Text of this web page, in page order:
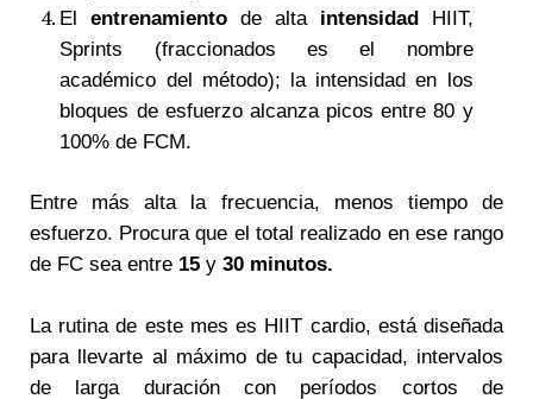
Elentrenamiento de alta intensidad HIIT,
Sprints (fraccionados es el nombre
académico del método); la intensidad en los
bloques de esfuerzo alcanza picos entre 80 y
100% de FCM.
Entre más alta la frecuencia, menos tiempo de
esfuerzo. Procura que el total realizado en ese rango
de FC sea entre 15y 30 minutos.
La rutina de este mes es HIIT cardio, está diseñada
para llevarte al máximo de tu capacidad, intervalos
de larga duración con períodos cortos de